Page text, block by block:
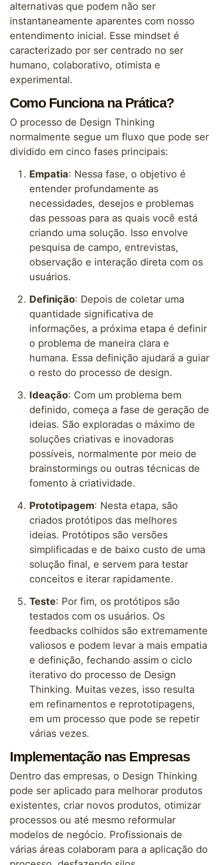
alternativas que podem não ser
instantaneamente aparentes com nosso
entendimento inicial. Esse mindset é
caracterizado por ser centrado no ser
humano, colaborativo, otimista e
experimental.
Como Funciona na Prática?
O processo de Design Thinking
normalmente segue um fluxo que pode ser
dividido em cinco fases principais:
Empatia: Nessa fase, o objetivo é
entender profundamente as
necessidades, desejos e problemas
das pessoas para as quais você está
criando uma solução. Isso envolve
pesquisa de campo, entrevistas,
observação e interação direta com os
usuários.
Definição: Depois de coletar uma
quantidade significativa de
informações, a próxima etapa é definir
o problema de maneira clara e
humana. Essa definição ajudará a guiar
o resto do processo de design.
Ideação: Com um problema bem
definido, começa a fase de geração de
ideias. São exploradas o máximo de
soluções criativas e inovadoras
possíveis, normalmente por meio de
brainstormings ou outras técnicas de
fomento à criatividade.
Prototipagem: Nesta etapa, são
criados protótipos das melhores
ideias. Protótipos são versões
simplificadas e de baixo custo de uma
solução final, e servem para testar
conceitos e iterar rapidamente.
Teste: Por fim, os protótipos são
testados com os usuários. Os
feedbacks colhidos são extremamente
valiosos e podem levar a mais empatia
e definição, fechando assim o ciclo
iterativo do processo de Design
Thinking. Muitas vezes, isso resulta
em refinamentos e reprototipagens,
em um processo que pode se repetir
várias vezes.
Implementação nas Empresas
Dentro das empresas, o Design Thinking
pode ser aplicado para melhorar produtos
existentes, criar novos produtos, otimizar
processos ou até mesmo reformular
modelos de negócio. Profissionais de
várias áreas colaboram para a aplicação do